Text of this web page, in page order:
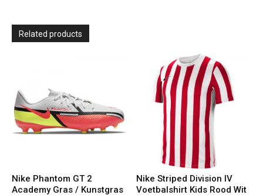
Related products
Nike Phantom GT 2
Academy Gras / Kunstgras
Nike Striped Division IV
Voetbalshirt Kids Rood Wit